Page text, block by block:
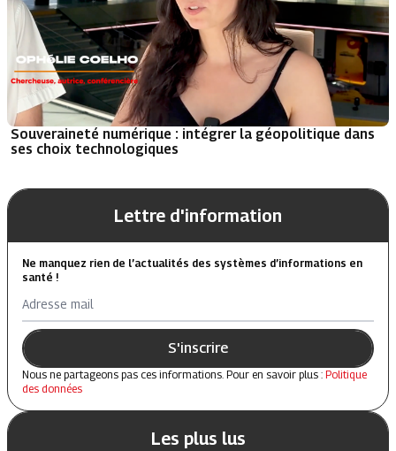
Souveraineté numérique : intégrer la géopolitique dans
ses choix technologiques
Lettre d'information
Ne manquez rien de l’actualités des systèmes d’informations en
santé !
Adresse mail
S'inscrire
Nous ne partageons pas ces informations. Pour en savoir plus : Politique
des données
Les plus lus